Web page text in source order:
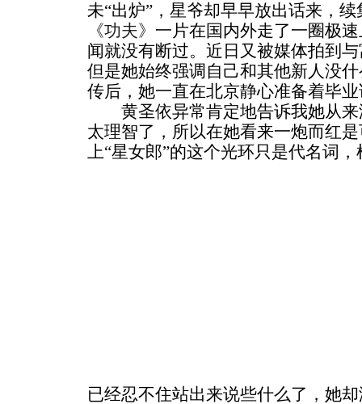
未“出炉”，星爷却早早放出话来，
《功夫》 一片在国内外走了一圈极
闻就没有断过。近日又被媒体拍到
但是她始终强调自己和其他新人没
传后，她一直在北京静心准备着毕
黄圣依异常肯定地告诉我她从来
太理智了，所以在她看来一炮而红
上“星女郎”的这个光环只是代名词
已经忍不住站出来说些什么了，她